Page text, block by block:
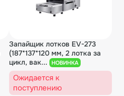
Запайщик лотков EV-273
(187*137*120 мм, 2 лотка за
цикл, вак...
НОВИНКА
Ожидается к
поступлению